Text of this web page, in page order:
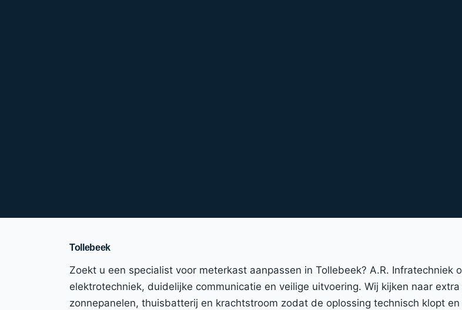
Tollebeek
Zoekt u een specialist voor meterkast aanpassen in Tollebeek? A.R.
elektrotechniek, duidelijke communicatie en veilige uitvoering. Wij kijken naar
zonnepanelen, thuisbatterij en krachtstroom zodat de oplossing technisch klopt